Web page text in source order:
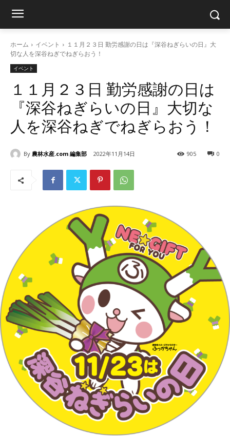
ホーム イベント
１１月２３日 勤労感謝の日は『深谷ねぎらいの日』大
切な人を深谷ねぎでねぎらおう！
イベント
１１月２３日 勤労感謝の日は
『深谷ねぎらいの日』大切な
人を深谷ねぎでねぎらおう！
By 農林水産.com 編集部 2022年11月14日 0
905